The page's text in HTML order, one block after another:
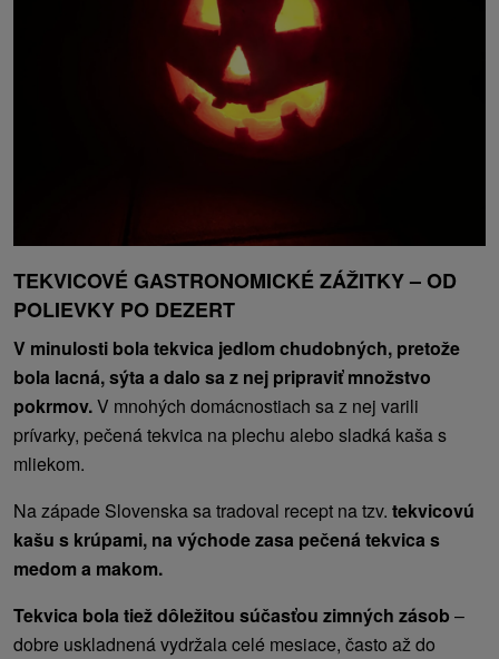
TEKVICOVÉ GASTRONOMICKÉ ZÁŽITKY – OD
POLIEVKY PO DEZERT
V minulosti bola tekvica jedlom chudobných, pretože
bola lacná, sýta a dalo sa z nej pripraviť množstvo
pokrmov.V mnohých domácnostiach sa z nej varili
prívarky, pečená tekvica na plechu alebo sladká kaša s
mliekom.
Na západe Slovenska sa tradoval recept na tzv. tekvicovú
kašu s krúpami, na východe zasa pečená tekvica s
medom a makom.
Tekvica bola tiež dôležitou súčasťou zimných zásob –
dobre uskladnená vydržala celé mesiace, často až do